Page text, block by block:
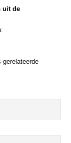
uit de
gerelateerde